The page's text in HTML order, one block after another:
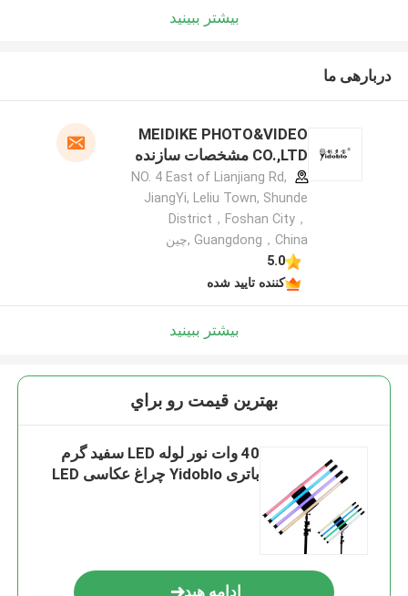
بیشتر ببینید
دربارهی ما
MEIDIKE PHOTO&VIDEO
CO.,LTD مشخصات سازنده
NO. 4 East of Lianjiang Rd,
JiangYi, Leliu Town, Shunde
District，Foshan City，
Guangdong，China ,چین
5.0
کننده تایید شده
بیشتر ببینید
بهترين قيمت رو براي
40 وات نور لوله LED سفید گرم
باتری Yidoblo چراغ عکاسی LED
ادامه هید